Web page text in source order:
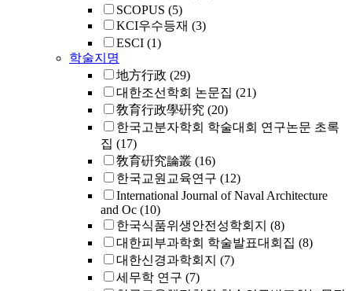
SCOPUS (5)
KCI우수등재 (3)
ESCI (1)
학술지명
地方行政 (29)
대한조선학회 논문집 (21)
敎育行政學硏究 (20)
한국고분자학회 학술대회 연구논문 초록
집 (17)
敎育硏究論叢 (16)
한국교원교육연구 (12)
International Journal of Naval Architecture
and Oc (10)
한국식품위생안전성학회지 (8)
대한피부과학회 학술발표대회집 (8)
대한신경과학회지 (7)
세무학 연구 (7)